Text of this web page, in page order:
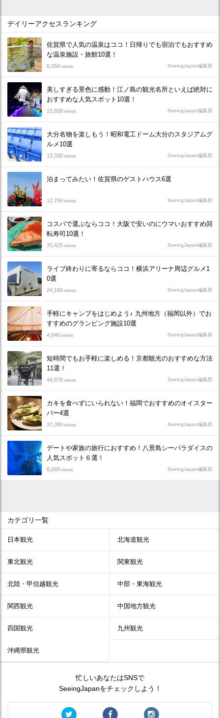
デイリーアクセスランキング
佐賀県で人気の温泉はココ！日帰りでも宿泊でもおすすめ
な温泉施設・旅館10選！
6,058views SeeingJapan編集部
美しすぎる景色に感動！江ノ島の観光名所といえば絶対に
おすすめな人気スポット10選！
15,658views SeeingJapan編集部
大分名物を楽しもう！昭和電工ドーム大分のスタジアムグ
ルメ10選
13,330views SeeingJapan編集部
泊まってみたい！佐賀県のゲストハウス6選
12,760views SeeingJapan編集部
コスパで選ぶならココ！大阪で安いのにウマいおすすめ回
転寿司10選！
70,425views SeeingJapan編集部
ライブ終わりに寄るならココ！横浜アリーナ周辺グルメ1
0選
24,180views SeeingJapan編集部
手軽にキャンプをはじめよう♪ 九州地方（福岡以外）でお
すすめのグランピング施設10選
4,640views SeeingJapan編集部
短時間でもお手軽に楽しめる！京都観光のおすすめな方法
11選！
44,878views SeeingJapan編集部
カキを食べずにいられない！福岡でおすすめのオイスター
バー4選
37,390views SeeingJapan編集部
デートや家族の旅行におすすめ！八景島シーパラダイスの
人気スポット６選！
8,669views SeeingJapan編集部
カテゴリ一覧
日本観光 北海道観光
東北観光 関東観光
北陸・甲信越観光 中部・東海観光
関西観光 中国地方観光
四国観光 九州観光
沖縄県観光
忙しいあなたはSNSで
SeeingJapanをチェックしよう！